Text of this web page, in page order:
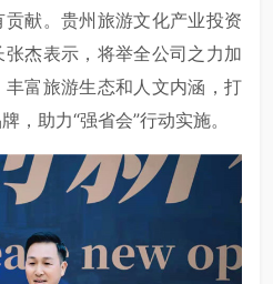
献。贵州旅游文化产业投资
杰表示，将举全公司之力加
富旅游生态和人文内涵，打
，助力“强省会”行动实施。